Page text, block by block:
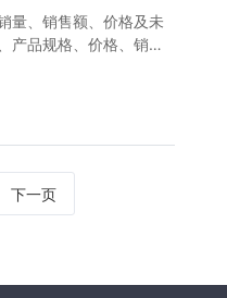
量、销售额、价格及未
产品规格、价格、销
下一页